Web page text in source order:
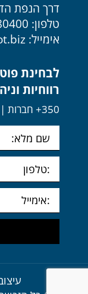
דרך הנפת הדגל 7, נס
טלפון: 03-5080400
אימייל:
לבחינת
רווחיות
350+ חברות | 45+ תחומים | 15 שנות ניסיון